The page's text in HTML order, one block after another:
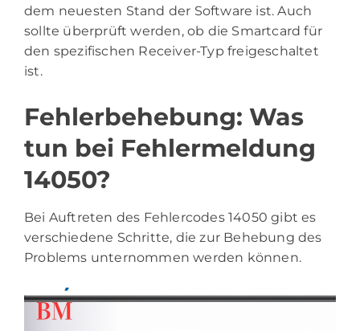
dem neuesten Stand der Software ist. Auch
sollte überprüft werden, ob die Smartcard für
den spezifischen Receiver-Typ freigeschaltet
ist.
Fehlerbehebung: Was
tun bei Fehlermeldung
14050?
Bei Auftreten des Fehlercodes 14050 gibt es
verschiedene Schritte, die zur Behebung des
Problems unternommen werden können.